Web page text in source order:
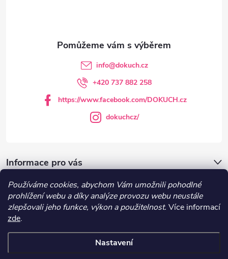
Používáme cookies, abychom Vám umožnili pohodlné
prohlížení webu a díky analýze provozu webu neustále
zlepšovali jeho funkce, výkon a použitelnost. Více informací
zde.
Nastavení
Informace pro vás
DOKUCH.cz
info@dokuch.cz
+420 737 882 258
https://www.facebook.com/DOKUCH.cz
dokuchcz/
Recepty